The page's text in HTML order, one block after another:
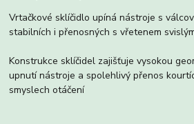
Vrtačkové sklíčidlo upíná nástroje s
stabilních i přenosných s vřetenem
Konstrukce sklíčidel zajišťuje vysokou
upnutí nástroje a spolehlivý přenos
smyslech otáčení